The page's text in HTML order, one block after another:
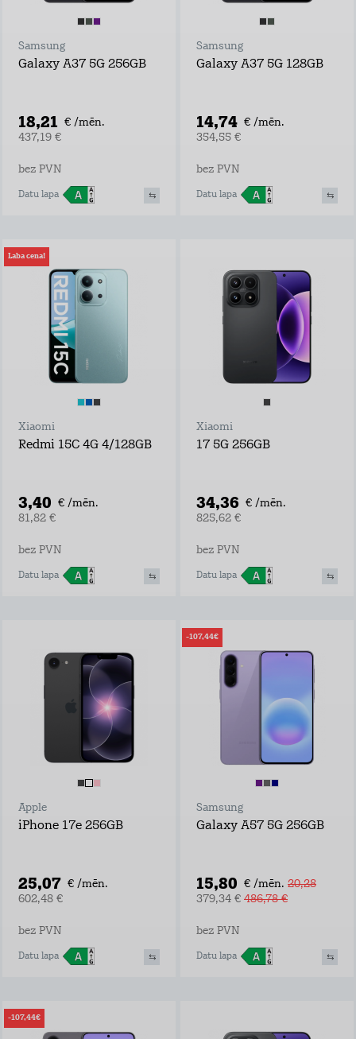
Samsung
Galaxy A37 5G 256GB
18,21 € /mēn.
437,19 €
bez PVN
Datu lapa
Samsung
Galaxy A37 5G 128GB
14,74 € /mēn.
354,55 €
bez PVN
Datu lapa
Laba cena!
Xiaomi
Redmi 15C 4G 4/128GB
3,40 € /mēn.
81,82 €
bez PVN
Datu lapa
Xiaomi
17 5G 256GB
34,36 € /mēn.
825,62 €
bez PVN
Datu lapa
Apple
iPhone 17e 256GB
25,07 € /mēn.
602,48 €
bez PVN
Datu lapa
-107,44€
Samsung
Galaxy A57 5G 256GB
15,80 € /mēn. 20,28
379,34 € 486,78 €
bez PVN
Datu lapa
-107,44€